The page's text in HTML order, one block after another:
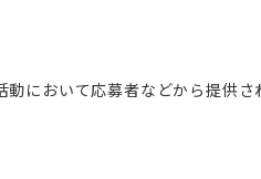
において応募者などから提供